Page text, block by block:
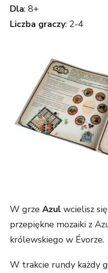
Dla: 8+
Liczba graczy: 2-4
W grze Azul wcielisz
przepiękne mozaiki z
królewskiego w Évorze.
W trakcie rundy każdy